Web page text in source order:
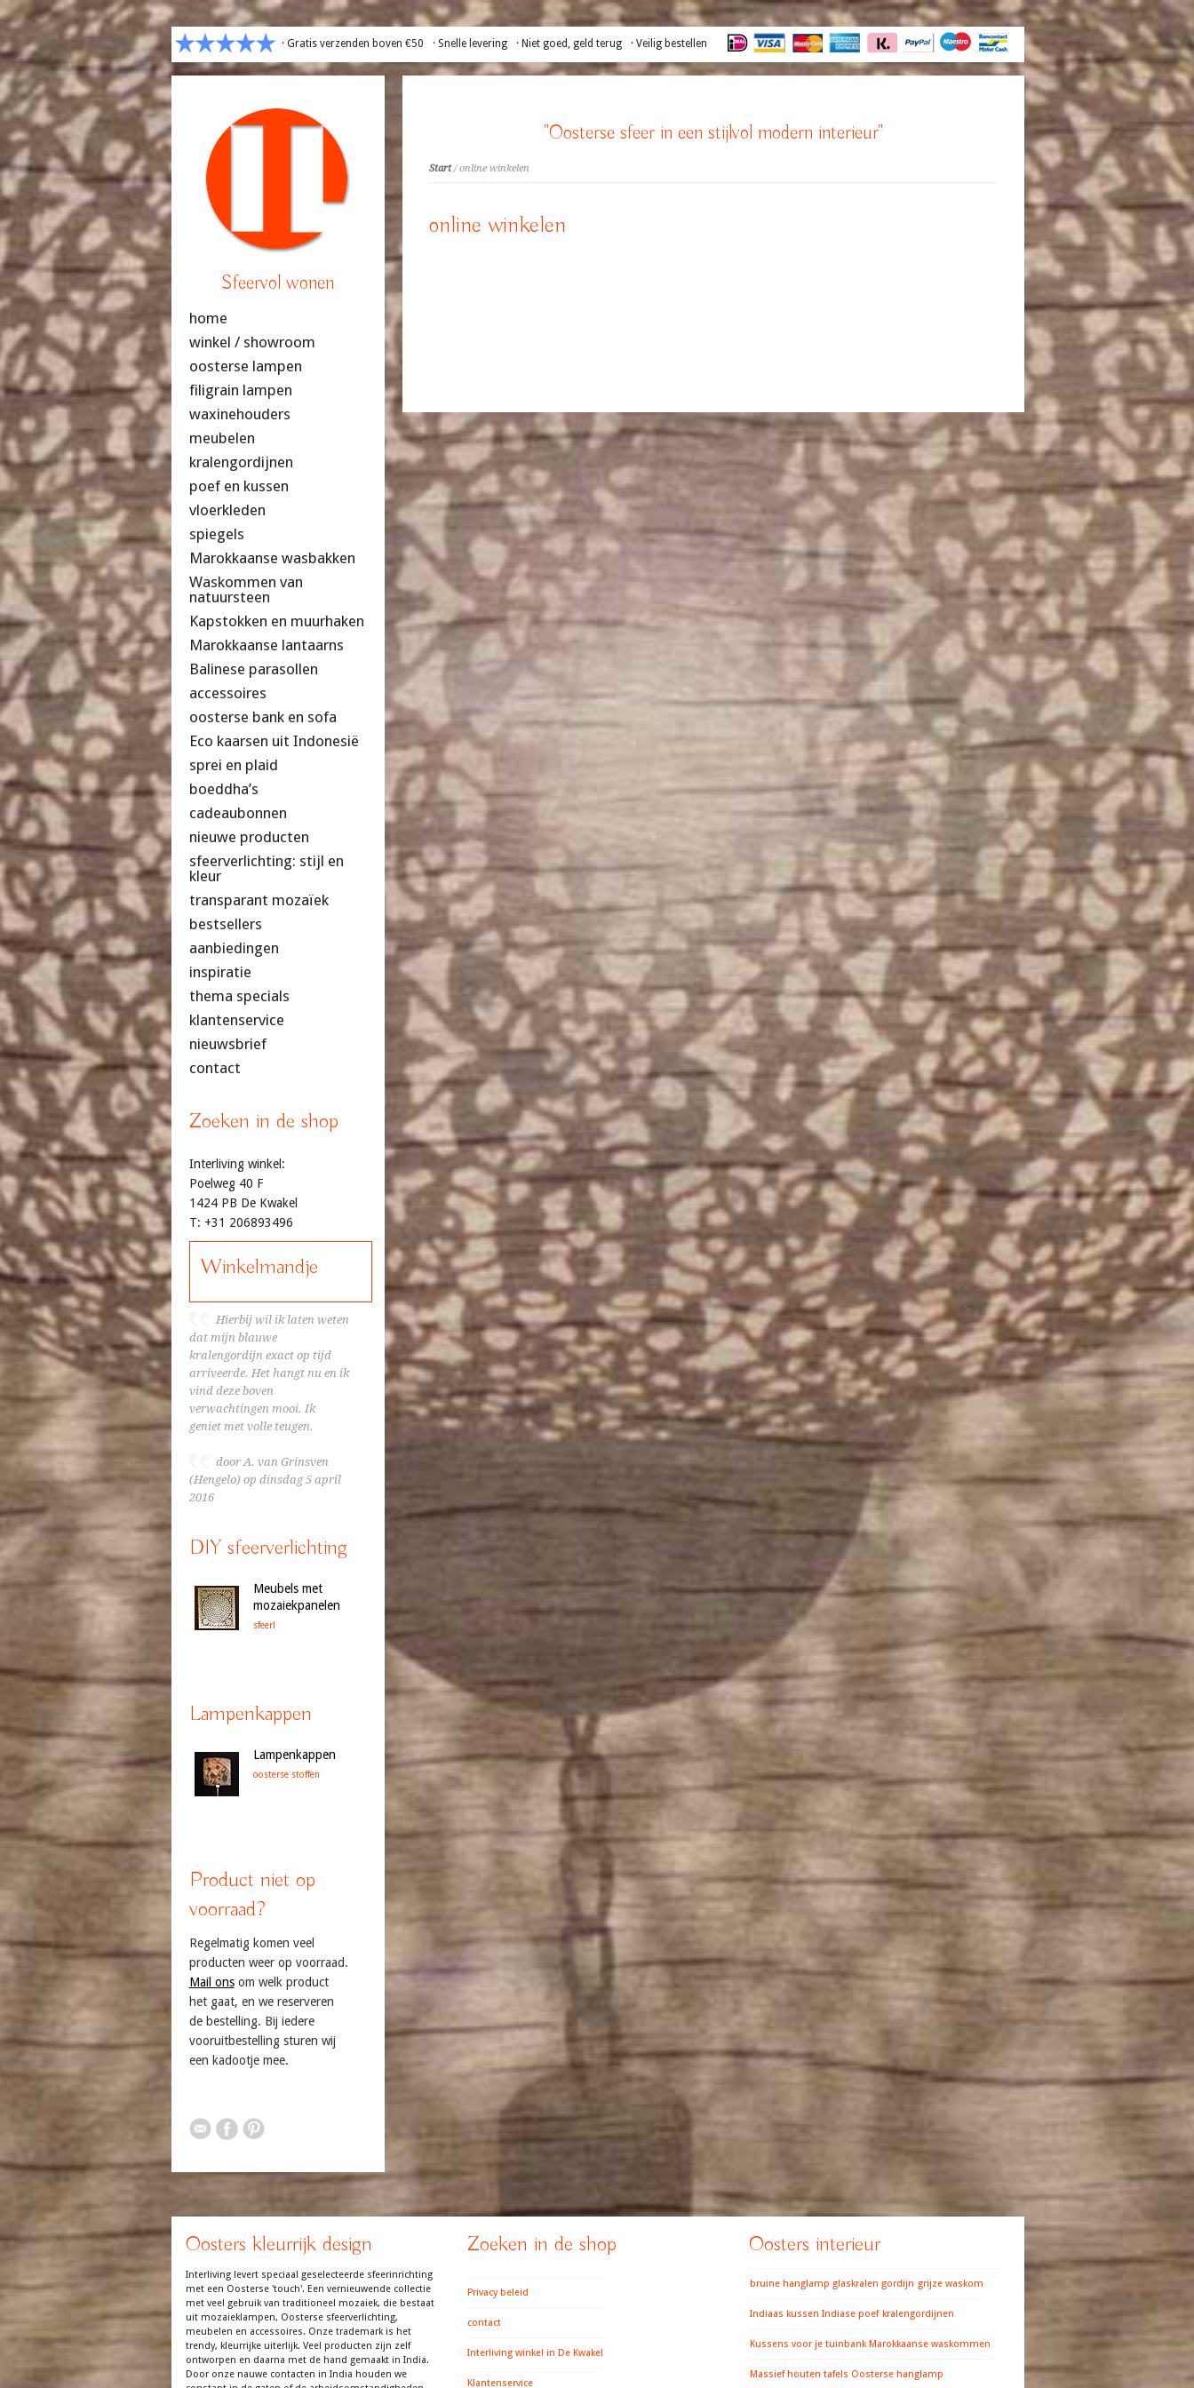
· Gratis verzenden boven €50 · Snelle levering · Niet goed, geld terug · Veilig bestellen
"Oosterse sfeer in een stijlvol modern interieur"
Start/ online winkelen
online winkelen
Sfeervol wonen
home
winkel / showroom
oosterse lampen
filigrain lampen
waxinehouders
meubelen
kralengordijnen
poef en kussen
vloerkleden
spiegels
Marokkaanse wasbakken
Waskommen van
natuursteen
Kapstokken en muurhaken
Marokkaanse lantaarns
Balinese parasollen
accessoires
oosterse bank en sofa
Eco kaarsen uit Indonesië
sprei en plaid
boeddha’s
cadeaubonnen
nieuwe producten
sfeerverlichting: stijl en
kleur
transparant mozaïek
bestsellers
aanbiedingen
inspiratie
thema specials
klantenservice
nieuwsbrief
contact
Zoeken in de shop
Interliving winkel:
Poelweg 40 F
1424 PB De Kwakel
T: +31 206893496
Winkelmandje
Hierbij wil ik laten weten
dat mijn blauwe
kralengordijn exact op tijd
arriveerde. Het hangt nu en ik
vind deze boven
verwachtingen mooi. Ik
geniet met volle teugen.
door A. van Grinsven
(Hengelo) op dinsdag 5 april
2016
DIY sfeerverlichting
Meubels met
mozaiekpanelen
sfeer!
Lampenkappen
Lampenkappen
oosterse stoffen
Product niet op
voorraad?
Regelmatig komen veel
producten weer op voorraad.
Mail onsom welk product
het gaat, en we reserveren
de bestelling. Bij iedere
vooruitbestelling sturen wij
een kadootje mee.
Oosters kleurrijk design
Interliving levert speciaal geselecteerde sfeerinrichting
met een Oosterse 'touch'. Een vernieuwende collectie
met veel gebruik van traditioneel mozaiek, die bestaat
uit mozaieklampen, Oosterse sfeerverlichting,
meubelen en accessoires. Onze trademark is het
trendy, kleurrijke uiterlijk. Veel producten zijn zelf
ontworpen en daarna met de hand gemaakt in India.
Door onze nauwe contacten in India houden we
Zoeken in de shop
Privacy beleid
contact
Interliving winkel in De Kwakel
Klantenservice
Oosters interieur
bruine hanglamp glaskralen gordijn grijze waskom
Indiaas kussen Indiase poef kralengordijnen
Kussens voor je tuinbank Marokkaanse waskommen
Massief houten tafels Oosterse hanglamp